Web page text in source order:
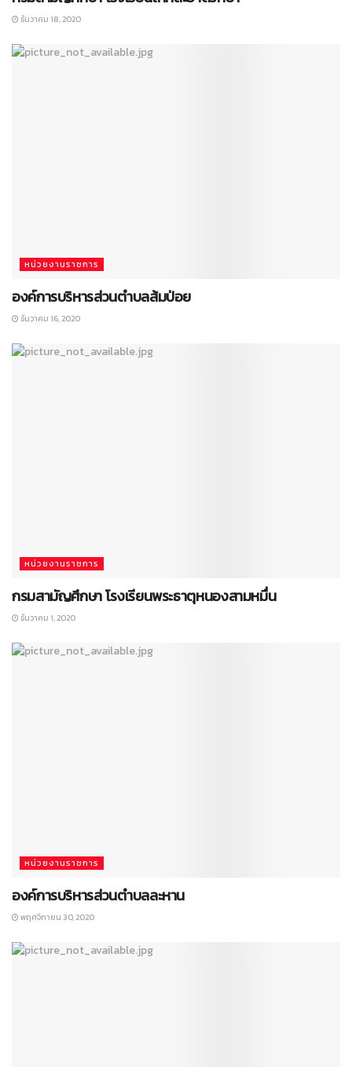
ธันวาคม 18, 2020
หน่วยงานราชการ
องค์การบริหารส่วนตำบลส้มป่อย
ธันวาคม 16, 2020
หน่วยงานราชการ
กรมสามัญศึกษา โรงเรียนพระธาตุหนองสามหมื่น
ธันวาคม 1, 2020
หน่วยงานราชการ
องค์การบริหารส่วนตำบลละหาน
พฤศจิกายน 30, 2020